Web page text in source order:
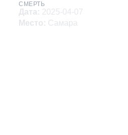
СМЕРТЬ
Дата: 2025-04-07
Место: Самара